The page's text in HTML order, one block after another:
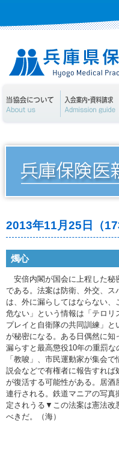
2013年11月25日（
燭心
安倍内閣が国会に上程した秘
である。法案は防衛、外交、
は、外に漏らしてはならない
危ない」という情報は「テロ
プレイと自衛隊の共同訓練」
が秘密になる。ある日偶然に
漏らすと最高懲役10年の重罰
「教唆」、市民運動家が集会
説会などで有権者に報告すれ
が復活する可能性がある。居
連行される。鉄道マニアの写
定されうる▼この法案は憲法改
べきだ。（海）